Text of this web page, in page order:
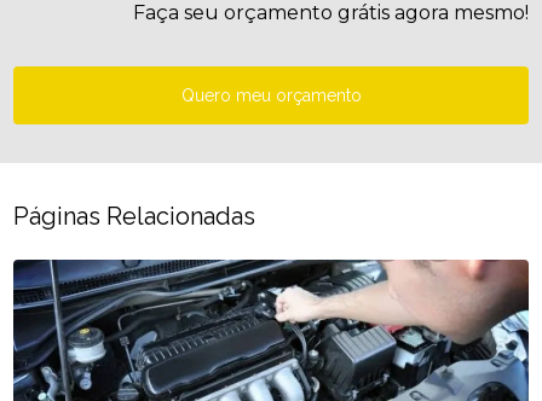
Faça seu orçamento grátis agora mesmo!
Quero meu orçamento
Páginas Relacionadas